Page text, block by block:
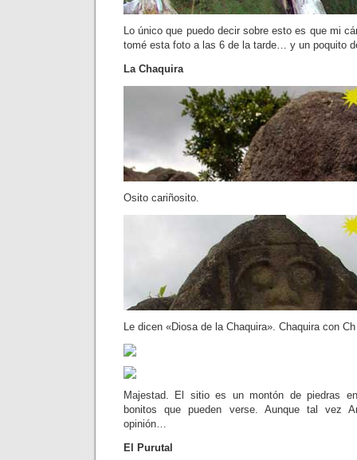
Lo único que puedo decir sobre esto es que mi
tomé esta foto a las 6 de la tarde… y un poquito
La Chaquira
Osito cariñosito.
Le dicen «Diosa de la Chaquira». Chaquira con
Majestad. El sitio es un montón de piedras
bonitos que pueden verse. Aunque tal vez
opinión…
El Purutal